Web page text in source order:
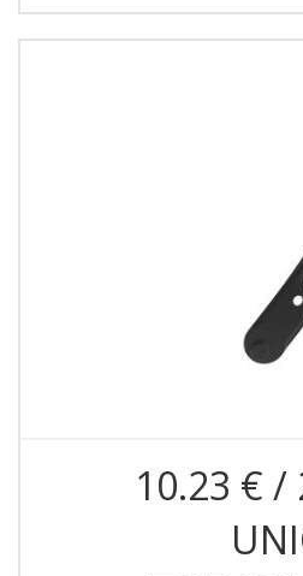
10.23 € /